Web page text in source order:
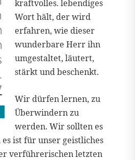
kraftvolles. lebendiges
Wort hält, der wird
erfahren, wie dieser
wunderbare Herr ihn
umgestaltet, läutert,
stärkt und beschenkt.
Wir dürfen lernen, zu
Überwindern zu
werden. Wir sollten es
ist für unser geistliches
verführerischen letzten